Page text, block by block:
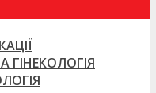
ГІНЕКОЛОГІЯ